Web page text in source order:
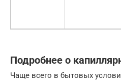
Подробнее о
Чаще всего в бытовых